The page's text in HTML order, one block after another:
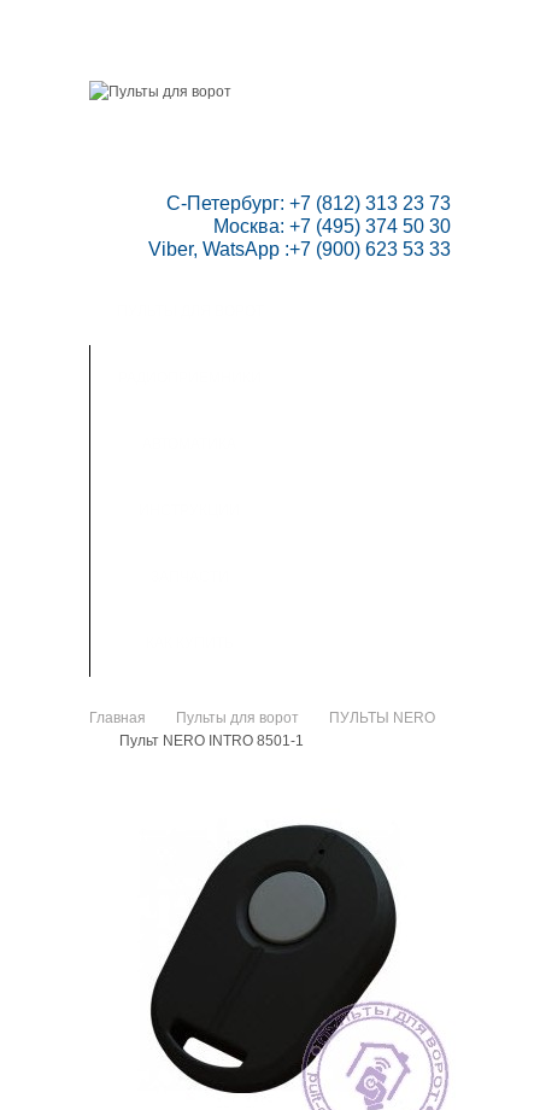
Москва: +7 (495) 374 50 30
Viber, WatsApp :+7 (900) 623 53 33
Главная
>
Пульты для ворот
ПУЛЬТЫ NERO
Пульт NERO INTRO 8501-1